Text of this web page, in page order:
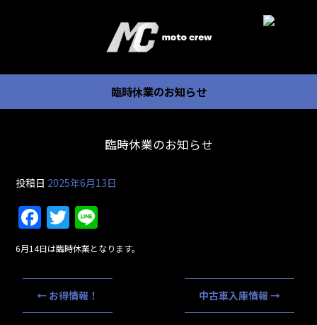
臨時休業のお知らせ
臨時休業のお知らせ
投稿日 2025年6月13日
F
a
c
e
b
T
w
itt
er
n
e
6月14日は臨時休業となります。
← お得情報！ 中古車入庫情報 →